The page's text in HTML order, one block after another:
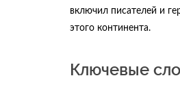
включил писателей и
этого континента.
Ключевые